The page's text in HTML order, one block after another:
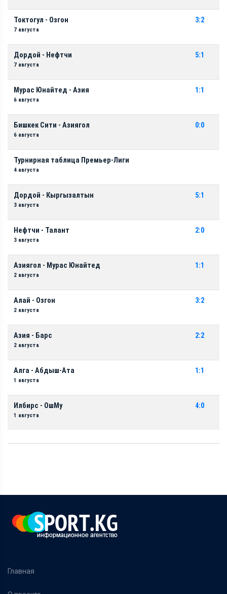
Токтогул - Озгон
7 августа
3:2
Дордой - Нефтчи
7 августа
5:1
Мурас Юнайтед - Азия
6 августа
1:1
Бишкек Сити - Азиягол
6 августа
0:0
Турнирная таблица Премьер-Лиги
4 августа
Дордой - Кыргызалтын
3 августа
5:1
Нефтчи - Талант
3 августа
2:0
Азиягол - Мурас Юнайтед
2 августа
1:1
Алай - Озгон
2 августа
3:2
Азия - Барс
2 августа
2:2
Алга - Абдыш-Ата
1 августа
1:1
Илбирс - ОшМу
1 августа
4:0
Главная